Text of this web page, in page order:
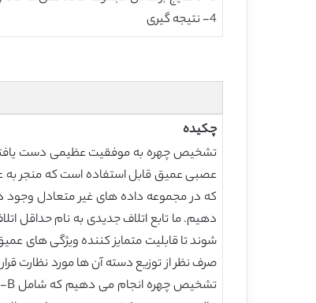
4- نتیجه گیری
چکیده
عصبی عمیق قابل استفاده است که منجر به
که در مجموعه داده های غیر متعادل وجود